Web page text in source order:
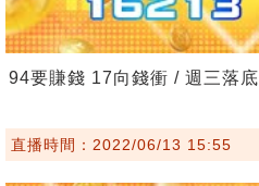
94要賺錢 17向錢衝 / 週三落
直播時間：2022/06/13 15:55